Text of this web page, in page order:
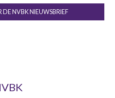
NVBK NIEUWSBRIEF